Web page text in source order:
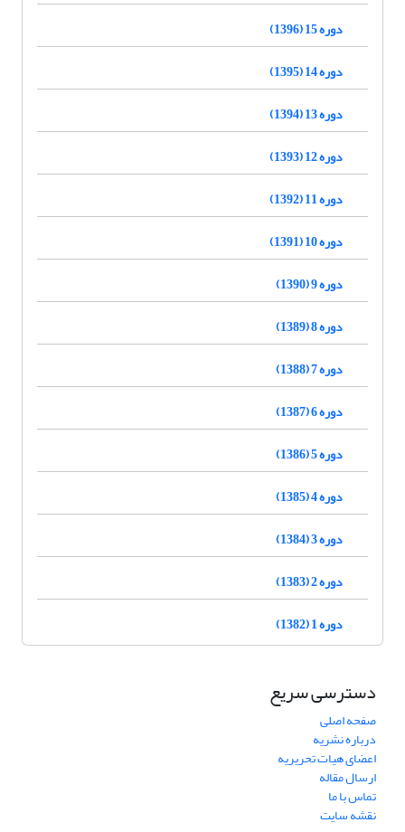
دوره 15 (1396)
دوره 14 (1395)
دوره 13 (1394)
دوره 12 (1393)
دوره 11 (1392)
دوره 10 (1391)
دوره 9 (1390)
دوره 8 (1389)
دوره 7 (1388)
دوره 6 (1387)
دوره 5 (1386)
دوره 4 (1385)
دوره 3 (1384)
دوره 2 (1383)
دوره 1 (1382)
دسترسی سریع
صفحه اصلی
درباره نشریه
اعضای هیات تحریریه
ارسال مقاله
تماس با ما
نقشه سایت